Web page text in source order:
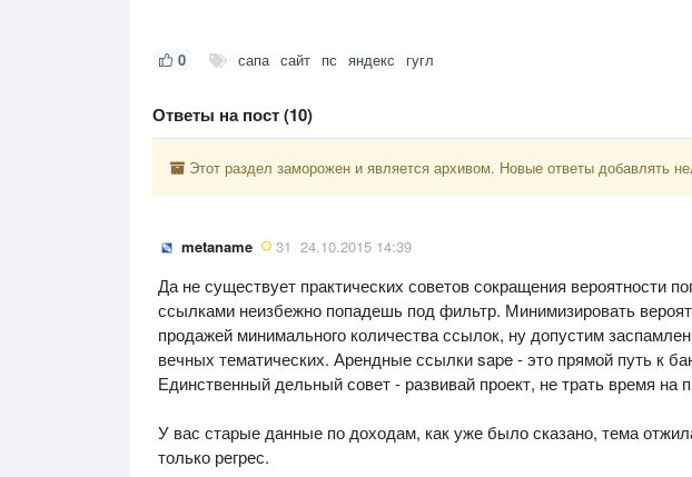
0 сапа сайт пс яндекс гугл
Ответы на пост (10)
Этот раздел заморожен и является архивом. Новые ответы добавлять
metaname 31 24.10.2015 14:39
Да не существует практических советов сокращения вероятности
ссылками неизбежно попадешь под фильтр. Минимизировать
продажей минимального количества ссылок, ну допустим
вечных тематических. Арендные ссылки sape - это прямой путь к
Единственный дельный совет - развивай проект, не трать время на
У вас старые данные по доходам, как уже было сказано, тема
только регрес.